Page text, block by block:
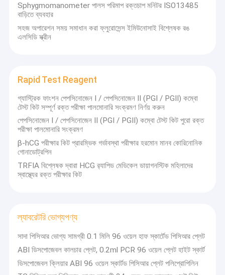
Rapid Test Reagent
ল্যাবরেটরি ভোগ্যপণ্য
Sphygmomanometer পালস পরিমাপ রক্তচাপ মনিটর ISO13485
বাড়িতে ব্যবহার
সহজ অপারেশন সময় সমাধান করা ফ্লুরোসেন্স ইমিউনোসাই বিশ্লেষক রঙ
এলসিডি স্ক্রীন
Rapid Test Reagent
গ্যাস্ট্রিক ফাংশন পেপসিনোজেন I / পেপসিনোজেন II (PGI / PGII) কম্বো
টেস্ট কিট সম্পূর্ণ রক্ত ​​​​পরীক্ষা পালমোনারি সংক্রমণ নির্ণয় করুন
পেপসিনোজেন I / পেপসিনোজেন II (PGI / PGII) কম্বো টেস্ট কিট পুরো রক্ত ​​
পরীক্ষা পালমোনারি সংক্রমণ
β-hCG পরীক্ষার কিট প্রারম্ভিক গর্ভাবস্থা পরীক্ষার হরমোন মানব কোরিনোনিক
গোনাডোট্রপিন
TRFIA বিশ্লেষক দ্বারা HCG র‌্যাপিড মেডিকেল ডায়াগনস্টিক মহিলাদের
স্বাস্থ্যের রক্ত ​​পরীক্ষার কিট
ল্যাবরেটরি ভোগ্যপণ্য
সাদা পিসিআর ভোগ্য সামগ্রী 0.1 মিলি 96 ওয়েল হাফ স্কার্টেড পিসিআর প্লেট
ABI ডিসপোজেবল কালচার প্লেট, 0.2ml PCR 96 ওয়েল প্লেট হাইট স্কার্ট
ডিসপোজেবল ক্লিয়ার ABI 96 ওয়েল স্কার্টড পিসিআর প্লেট পলিপ্রোপিলিন